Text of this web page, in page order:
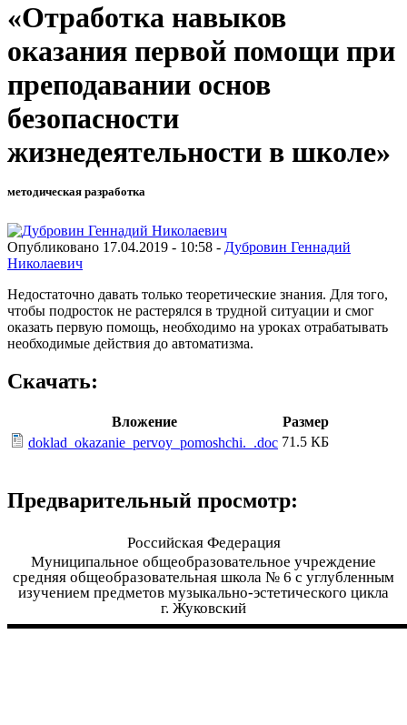
«Отработка навыков
оказания первой помощи при
преподавании основ
безопасности
жизнедеятельности в школе»
методическая разработка
Опубликовано 17.04.2019 - 10:58 - Дубровин Геннадий
Николаевич
Недостаточно давать только теоретические знания. Для того,
чтобы подросток не растерялся в трудной ситуации и смог
оказать первую помощь, необходимо на уроках отрабатывать
необходимые действия до автоматизма.
Скачать:
Вложение
Размер
doklad_okazanie_pervoy_pomoshchi._.doc 71.5 КБ
Предварительный просмотр:
Российская Федерация
Муниципальное общеобразовательное учреждение
средняя общеобразовательная школа № 6 с углубленным
изучением предметов музыкально-эстетического цикла
г. Жуковский